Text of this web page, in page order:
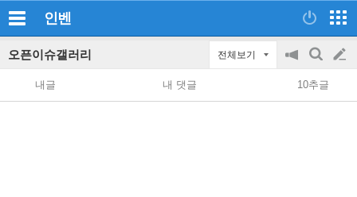
인벤
오픈이슈갤러리 전체보기
공
지
on/off
검
색
글
쓰
내글 내 댓글 10추글